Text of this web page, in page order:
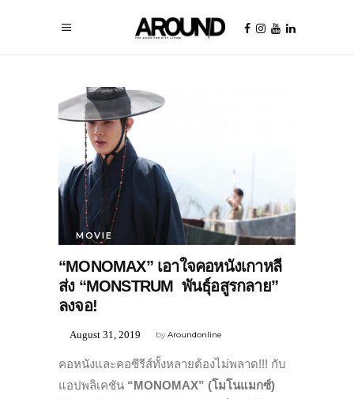
MOVIE
“MONOMAX” เอาใจคอหนังเกาหลี
ส่ง “MONSTRUM พันธุ์อสูรกลาย”
ลงจอ!
byAroundonline
August 31, 2019
คอหนังและคอซีรีส์ทั้งหลายต้องไม่พลาด!!! กับ
แอปพลิเคชัน “MONOMAX” (โมโนแมกซ์)